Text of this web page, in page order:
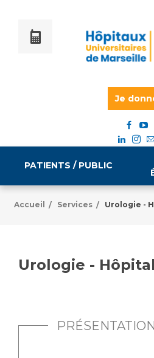
Je
PATIENTS / PUBLIC
Tarifs
Vous avez un examen
Emploi / formation
Emplois administratifs
Accueil / Services / Urologie -
Urologie -
PRÉSENTATION